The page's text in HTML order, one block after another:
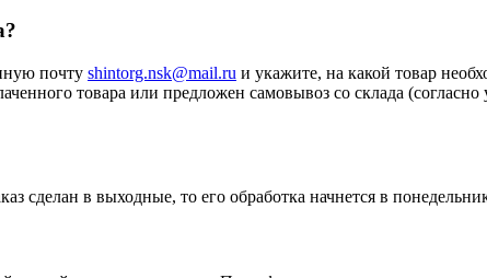
почту shintorg.nsk@mail.ru и укажите, на какой товар
товара или предложен самовывоз со склада
сделан в выходные, то его обработка начнется в